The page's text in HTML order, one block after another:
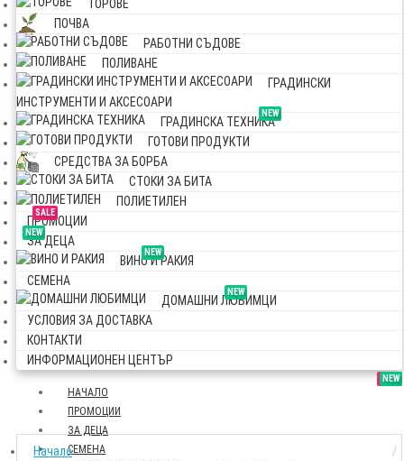
ТОРОВЕ
ПОЧВА
РАБОТНИ СЪДОВЕ
ПОЛИВАНЕ
ГРАДИНСКИ
ИНСТРУМЕНТИ И АКСЕСОАРИ
NEW
ГРАДИНСКА ТЕХНИКА
ГОТОВИ ПРОДУКТИ
СРЕДСТВА ЗА БОРБА
СТОКИ ЗА БИТА
ПОЛИЕТИЛЕН
SALE
ПРОМОЦИИ
NEW
ЗА ДЕЦА
NEW
ВИНО И РАКИЯ
СЕМЕНА
NEW
ДОМАШНИ ЛЮБИМЦИ
УСЛОВИЯ ЗА ДОСТАВКА
КОНТАКТИ
ИНФОРМАЦИОНЕН ЦЕНТЪР
НАЧАЛО
SALE
ПРОМОЦИИ
NEW
ЗА ДЕЦА
СЕМЕНА
Начало